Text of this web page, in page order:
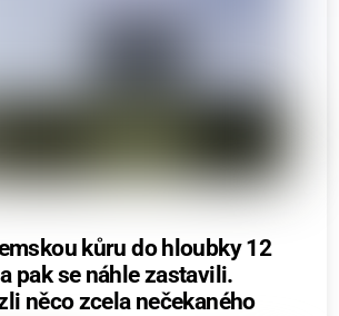
kůru do hloubky 12
pak se náhle zastavili.
něco zcela nečekaného